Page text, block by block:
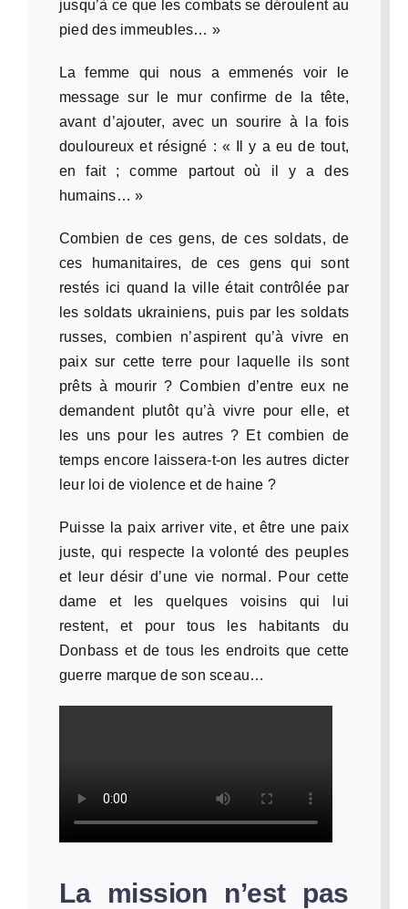
jusqu’à ce que les combats se déroulent au
pied des immeubles… »
La femme qui nous a emmenés voir le
message sur le mur confirme de la tête,
avant d’ajouter, avec un sourire à la fois
douloureux et résigné : « Il y a eu de tout,
en fait ; comme partout où il y a des
humains… »
Combien de ces gens, de ces soldats, de
ces humanitaires, de ces gens qui sont
restés ici quand la ville était contrôlée par
les soldats ukrainiens, puis par les soldats
russes, combien n’aspirent qu’à vivre en
paix sur cette terre pour laquelle ils sont
prêts à mourir ? Combien d’entre eux ne
demandent plutôt qu’à vivre pour elle, et
les uns pour les autres ? Et combien de
temps encore laissera-t-on les autres dicter
leur loi de violence et de haine ?
Puisse la paix arriver vite, et être une paix
juste, qui respecte la volonté des peuples
et leur désir d’une vie normal. Pour cette
dame et les quelques voisins qui lui
restent, et pour tous les habitants du
Donbass et de tous les endroits que cette
guerre marque de son sceau…
La mission n’est pas